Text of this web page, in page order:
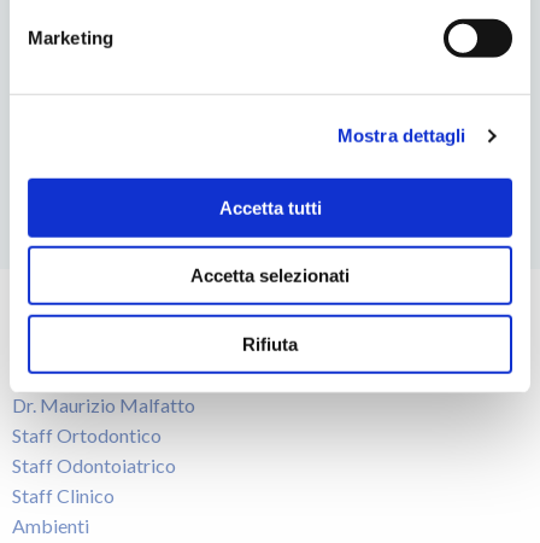
Marketing
Mostra dettagli
Accetta tutti
Accetta selezionati
Rifiuta
Buone Feste
Buon Natale e Felice Anno Nuovo
Il Centro
Dr. Maurizio Malfatto
Staff Ortodontico
Staff Odontoiatrico
Staff Clinico
Ambienti